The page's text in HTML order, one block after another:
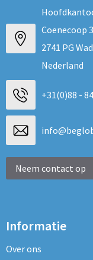
Coenecoop
2741 PG
Nederland
+31(0)88 -
Neem contact op
Informatie
Over ons